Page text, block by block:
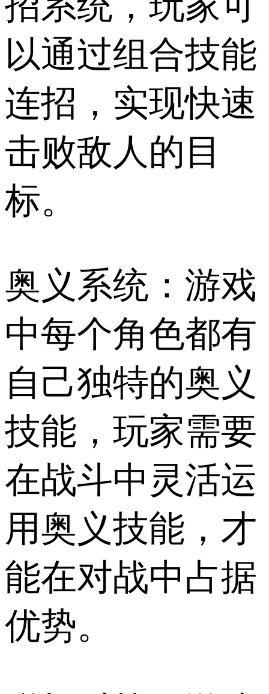
以通过组合技能
连招，实现快速
击败敌人的目
标。
奥义系统：游戏
中每个角色都有
自己独特的奥义
技能，玩家需要
在战斗中灵活运
用奥义技能，才
能在对战中占据
优势。